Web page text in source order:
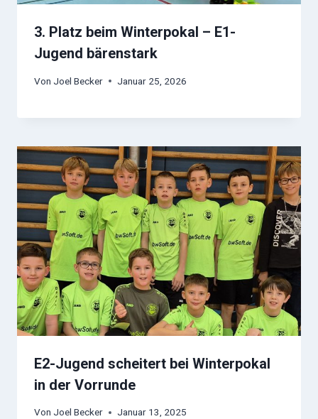
3. Platz beim Winterpokal – E1-
Jugend bärenstark
Von Joel Becker Januar 25, 2026
E2-Jugend scheitert bei Winterpokal
in der Vorrunde
Von Joel Becker Januar 13, 2025